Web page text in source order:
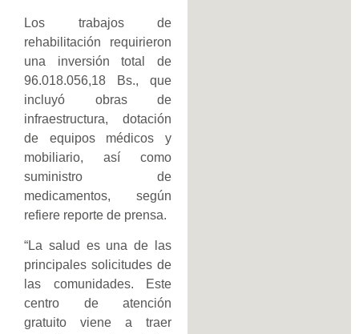
Los trabajos de
rehabilitación requirieron
una inversión total de
96.018.056,18 Bs., que
incluyó obras de
infraestructura, dotación
de equipos médicos y
mobiliario, así como
suministro de
medicamentos, según
refiere reporte de prensa.
“La salud es una de las
principales solicitudes de
las comunidades. Este
centro de atención
gratuito viene a traer